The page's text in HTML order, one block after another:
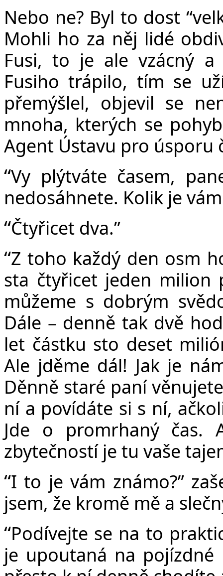
Nebo ne? Byl to dost
Mohli ho za něj lidé
Fusi, to je ale vzácný a
Fusiho trápilo, tím se
přemýšlel, objevil se
mnoha, kterých se
Agent Ústavu pro úsporu
“Vy plýtváte časem,
nedosáhnete. Kolik je
“Čtyřicet dva.”
“Z toho každý den osm
sta čtyřicet jeden milion
můžeme s dobrým
Dále – denně tak dvě
let částku sto deset
Ale jděme dál! Jak je
Děnně staré paní
ní a povídáte si s ní,
Jde o promrhaný čas.
zbytečností je tu vaše
“I to je vám známo?”
jsem, že kromě mě a
“Podívejte se na to
je upoutaná na